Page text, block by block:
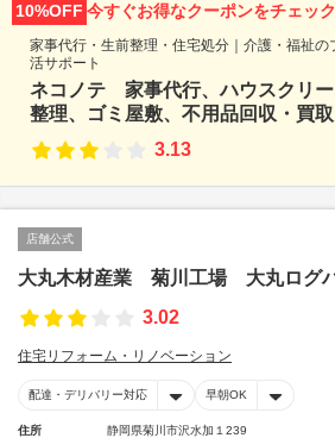
10%OFF 今すぐお得なクーポンをチェック
家事代行・生前整理・住宅処分｜介護・福祉
活サポート
ネコノテ 家事代行、ハウスクリ
整理、ゴミ屋敷、不用品回収・買
3.13
店舗公式
大丸木材産業 菊川工場 大丸ログ
3.02
住宅リフォーム・リノベーション
配達・デリバリー対応 早朝OK
住所
静岡県菊川市沢水加１239